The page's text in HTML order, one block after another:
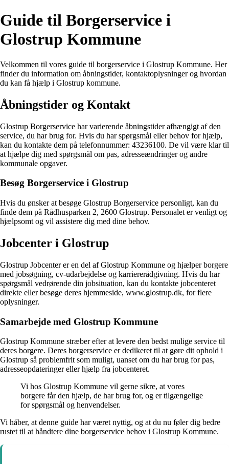
Guide til Borgerservice i
Glostrup Kommune
Velkommen til vores guide til borgerservice i Glostrup Kommune. Her
finder du information om åbningstider, kontaktoplysninger og hvordan
du kan få hjælp i Glostrup kommune.
Åbningstider og Kontakt
Glostrup Borgerservice har varierende åbningstider afhængigt af den
service, du har brug for. Hvis du har spørgsmål eller behov for hjælp,
kan du kontakte dem på telefonnummer: 43236100. De vil være klar til
at hjælpe dig med spørgsmål om pas, adresseændringer og andre
kommunale opgaver.
Besøg Borgerservice i Glostrup
Hvis du ønsker at besøge Glostrup Borgerservice personligt, kan du
finde dem på Rådhusparken 2, 2600 Glostrup. Personalet er venligt og
hjælpsomt og vil assistere dig med dine behov.
Jobcenter i Glostrup
Glostrup Jobcenter er en del af Glostrup Kommune og hjælper borgere
med jobsøgning, cv-udarbejdelse og karriererådgivning. Hvis du har
spørgsmål vedrørende din jobsituation, kan du kontakte jobcenteret
direkte eller besøge deres hjemmeside, www.glostrup.dk, for flere
oplysninger.
Samarbejde med Glostrup Kommune
Glostrup Kommune stræber efter at levere den bedst mulige service til
deres borgere. Deres borgerservice er dedikeret til at gøre dit ophold i
Glostrup så problemfrit som muligt, uanset om du har brug for pas,
adresseopdateringer eller hjælp fra jobcenteret.
Vi hos Glostrup Kommune vil gerne sikre, at vores
borgere får den hjælp, de har brug for, og er tilgængelige
for spørgsmål og henvendelser.
Vi håber, at denne guide har været nyttig, og at du nu føler dig bedre
rustet til at håndtere dine borgerservice behov i Glostrup Kommune.